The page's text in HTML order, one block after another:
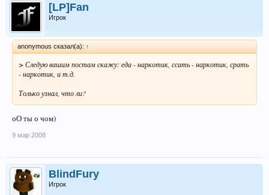
[LP]Fan
Игрок
anonymous сказал(а): ↑
> Следую вашим постам скажу: еда - наркотик, ссать - наркотик, срать
- наркотик, и т.д.
Только узнал, что ли?
оО ты о чом)
9 мар 2008
BlindFury
Игрок